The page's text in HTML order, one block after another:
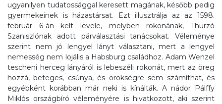
ugyanilyen tudatossággal keresett magának, később pedig
gyermekeinek is házastársat. Ezt illusztrálja az az 1598.
február 6-án kelt levele, melyben rokonának, Thurzó
Szaniszlónak adott párválasztási tanácsokat. Véleménye
szerint nem jó lengyel lányt választani, mert a lengyel
nemesség nem lojális a Habsburg családhoz. Adam Wenzel
tescheni herceg lányáról is lebeszéli rokonát, mert az öreg
hozzá, beteges, csúnya, és örökségre sem számíthat, és
egyébként korábban már neki is kínálták. A nádor Pálffy
Miklós országbíró véleményére is hivatkozott, aki szerint